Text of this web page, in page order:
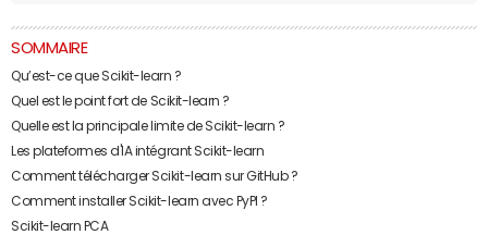
SOMMAIRE
Qu’est-ce que Scikit-learn ?
Quel est le point fort de Scikit-learn ?
Quelle est la principale limite de Scikit-learn ?
Les plateformes d'IA intégrant Scikit-learn
Comment télécharger Scikit-learn sur GitHub ?
Comment installer Scikit-learn avec PyPI ?
Scikit-learn PCA